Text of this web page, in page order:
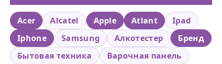
Acer Alcatel Apple Atlant
Ipad
Iphone
Samsung Алкотестер
Бренд
Бытовая техника
Варочная панель